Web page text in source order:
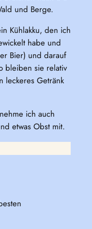
und Berge.
Kühlakku, den ich
habe und
Bier) und darauf
bleiben sie relativ
leckeres Getränk
ich auch
etwas Obst mit.